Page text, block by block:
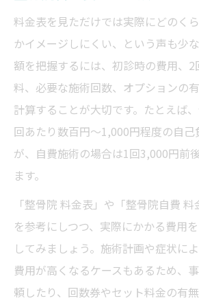
料金表を見ただけでは実際にどのく
かイメージしにくい、という声も少
額を把握するには、初診時の費用、
料、必要な施術回数、オプションの
計算することが大切です。たとえば
回あたり数百円〜1,000円程度の自己
が、自費施術の場合は1回3,000円前
ます。
「整骨院 料金表」や「整骨院自費
を参考にしつつ、実際にかかる費用
してみましょう。施術計画や症状に
費用が高くなるケースもあるため、
頼したり、回数券やセット料金の有